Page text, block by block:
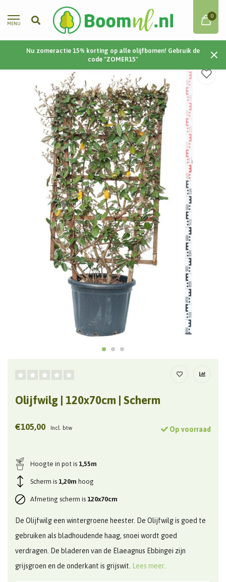
MENU
0
Nu zomeractie 15% korting op alle olijfbomen! Gebruik de
code "ZOMER15"
Home / Olijfwilg | 120x70cm | Scherm
Olijfwilg | 120x70cm | Scherm
€105,00 Incl. btw Op voorraad
Hoogte in pot is 1,55m
Scherm is 1,20m hoog
Afmeting scherm is 120x70cm
De Olijfwilg een wintergroene heester. De Olijfwilg is goed te
gebruiken als bladhoudende haag, snoei wordt goed
verdragen. De bladeren van de Elaeagnus Ebbingei zijn
grijsgroen en de onderkant is grijswit. Lees meer..